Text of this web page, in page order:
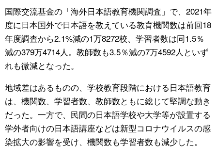
公式SNS
国際交流基金の「海外日本語教育機関調査」で、2021年
度に日本国外で日本語を教えている教育機関数は前回18
年度調査から2.1%減の1万8272校、学習者数は同1.5％
減の379万4714人。教師数も3.5％減の7万4592人といず
れも微減となった。
地域差はあるものの、学校教育段階における日本語教育
は、機関数、学習者数、教師数ともに総じて堅調な動き
だった。一方で、民間の日本語学校や大学等が設置する
学外者向けの日本語講座などは新型コロナウイルスの感
染拡大の影響を受け、機関数も学習者数も減少した。